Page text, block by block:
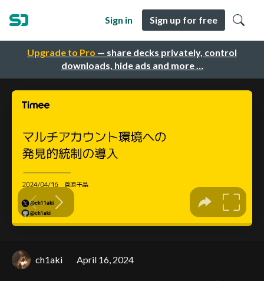
Upgrade to Pro — share decks privately, control
downloads, hide ads and more …
Sign in Sign up for free
ch1aki April 16, 2024